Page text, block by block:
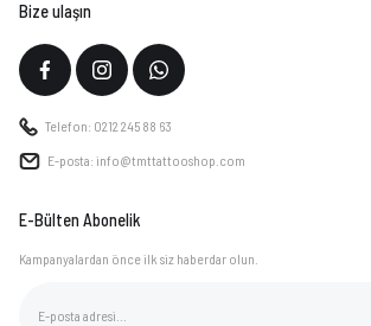
Bize ulaşın
Telefon: 0212 245 88 63
E-posta: info@tmttattooshop.com
E-Bülten Abonelik
Kampanyalardan önce ilk siz haberdar olun.